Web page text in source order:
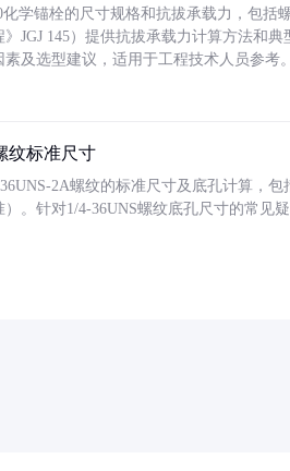
学锚栓的尺寸规格和抗拔承载力，包
JGJ 145）提供抗拔承载力计算方法和
及选型建议，适用于工程技术人员参考。
纹标准尺寸
2A螺纹的标准尺寸及底孔计算，
）。针对1/4-36UNS螺纹底孔尺寸的常